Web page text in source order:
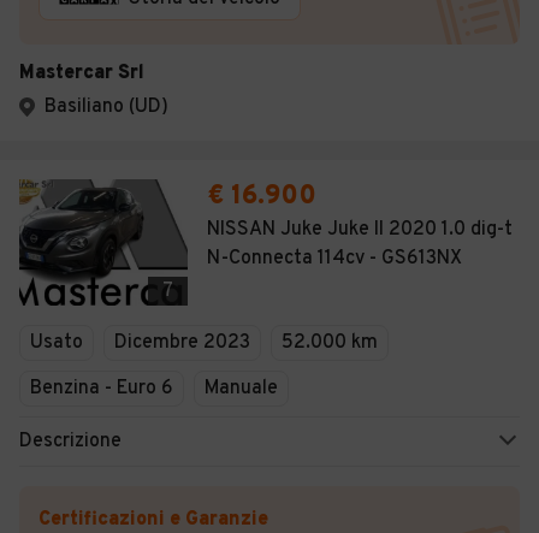
Mastercar Srl
Basiliano (UD)
7
€ 16.900
NISSAN Juke Juke II 2020 1.0 dig-t
N-Connecta 114cv - GS613NX
Usato Dicembre 2023
52.000 km
Benzina - Euro 6
Manuale
Descrizione
Certificazioni e Garanzie